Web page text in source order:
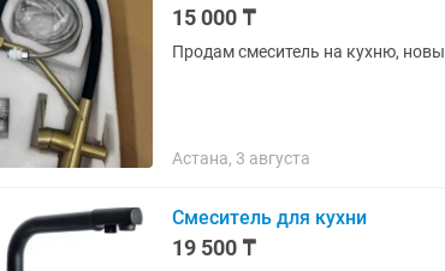
15 000 ₸
Продам смеситель на кухню,
Астана, 3 августа
Смеситель для кухни
19 500 ₸